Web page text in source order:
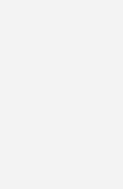
Deutschland
Hitachi sein
mit R290 sowie